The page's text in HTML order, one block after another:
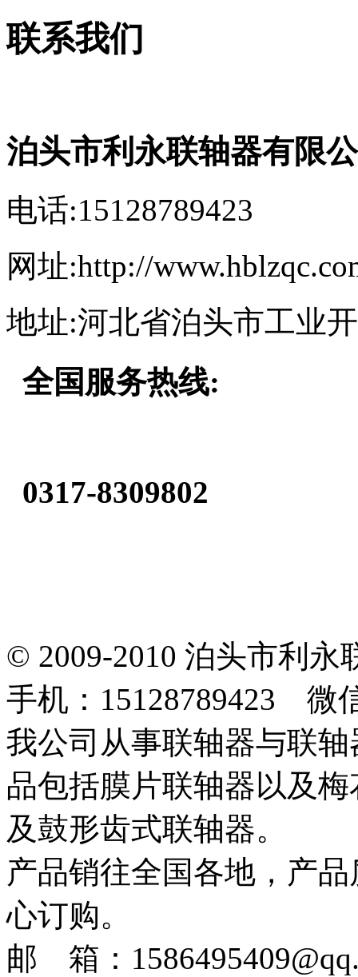
联系我们
泊头市利永联轴器有限
电话:15128789423
网址:http://
地址:河北省泊头市工业
全国服务热线:
0317-8309802
© 2009-2010 泊头市利
手机：15128789423 微
我公司从事联轴器与联
品包括膜片联轴器以及
及鼓形齿式联轴器。
产品销往全国各地，产
心订购。
邮 箱：